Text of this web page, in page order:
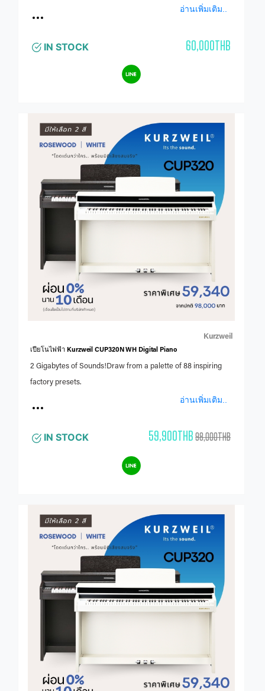
อ่านเพิ่มเติม..
IN STOCK 60,000THB
Kurzweil
เปียโนไฟฟ้า Kurzweil CUP320N WH Digital Piano
2 Gigabytes of Sounds!Draw from a palette of 88 inspiring
factory presets.
อ่านเพิ่มเติม..
IN STOCK 59,900THB98,000THB